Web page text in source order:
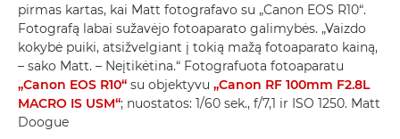
pirmas kartas, kai Matt fotografavo su „Canon EOS R10“.
Fotografą labai sužavėjo fotoaparato galimybės. „Vaizdo
kokybė puiki, atsižvelgiant į tokią mažą fotoaparato kainą,
– sako Matt. – Neįtikėtina.“ Fotografuota fotoaparatu
„Canon EOS R10“ su objektyvu „Canon RF 100mm F2.8L
MACRO IS USM“; nuostatos: 1/60 sek., f/7,1 ir ISO 1250. Matt
Doogue